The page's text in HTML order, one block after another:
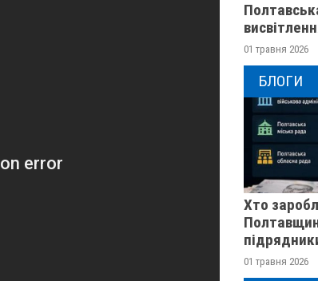
01 травня 2026
БЛОГИ
Хто
01 травня 2026